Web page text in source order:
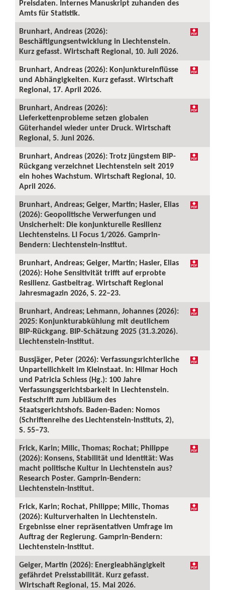
Preisdaten. Internes Manuskript zuhanden des
Amts für Statistik.
Brunhart, Andreas (2026):
Beschäftigungsentwicklung in Liechtenstein.
Kurz gefasst. Wirtschaft Regional, 10. Juli 2026.
Brunhart, Andreas (2026): Konjunktureinflüsse
und Abhängigkeiten. Kurz gefasst. Wirtschaft
Regional, 17. April 2026.
Brunhart, Andreas (2026):
Lieferkettenprobleme setzen globalen
Güterhandel wieder unter Druck. Wirtschaft
Regional, 5. Juni 2026.
Brunhart, Andreas (2026): Trotz jüngstem BIP-
Rückgang verzeichnet Liechtenstein seit 2019
ein hohes Wachstum. Wirtschaft Regional, 10.
April 2026.
Brunhart, Andreas; Geiger, Martin; Hasler, Elias
(2026): Geopolitische Verwerfungen und
Unsicherheit: Die konjunkturelle Resilienz
Liechtensteins. LI Focus 1/2026. Gamprin-
Bendern: Liechtenstein-Institut.
Brunhart, Andreas; Geiger, Martin; Hasler, Elias
(2026): Hohe Sensitivität trifft auf erprobte
Resilienz. Gastbeitrag. Wirtschaft Regional
Jahresmagazin 2026, S. 22–23.
Brunhart, Andreas; Lehmann, Johannes (2026):
2025: Konjunkturabkühlung mit deutlichem
BIP-Rückgang. BIP-Schätzung 2025 (31.3.2026).
Liechtenstein-Institut.
Bussjäger, Peter (2026): Verfassungsrichterliche
Unparteilichkeit im Kleinstaat. In: Hilmar Hoch
und Patricia Schiess (Hg.): 100 Jahre
Verfassungsgerichtsbarkeit in Liechtenstein.
Festschrift zum Jubiläum des
Staatsgerichtshofs. Baden-Baden: Nomos
(Schriftenreihe des Liechtenstein-Instituts, 2),
S. 55–73.
Frick, Karin; Milic, Thomas; Rochat; Philippe
(2026): Konsens, Stabilität und Identität: Was
macht politische Kultur in Liechtenstein aus?
Research Poster. Gamprin-Bendern:
Liechtenstein-Institut.
Frick, Karin; Rochat, Philippe; Milic, Thomas
(2026): Kulturverhalten in Liechtenstein.
Ergebnisse einer repräsentativen Umfrage im
Auftrag der Regierung. Gamprin-Bendern:
Liechtenstein-Institut.
Geiger, Martin (2026): Energieabhängigkeit
gefährdet Preisstabilität. Kurz gefasst.
Wirtschaft Regional, 15. Mai 2026.